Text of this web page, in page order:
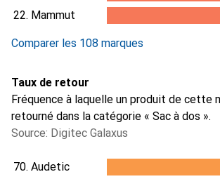
22. Mammut
Comparer les 108 marques
Taux de retour
Fréquence à laquelle un produit de cette
retourné dans la catégorie « Sac à dos ».
Source: Digitec Galaxus
70. Audetic